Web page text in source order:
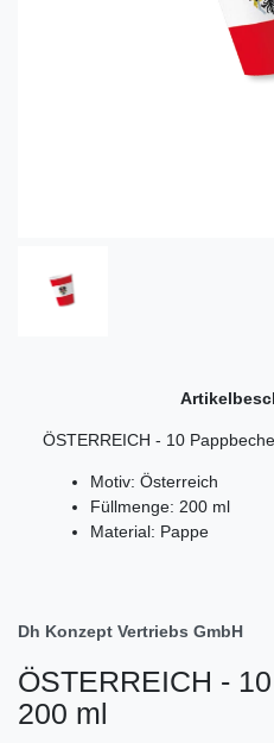
ÖSTERREICH - 10
Motiv: Österreich
Füllmenge: 200 ml
Material: Pappe
Dh Konzept Vertriebs GmbH
ÖSTERREICH -
200 ml